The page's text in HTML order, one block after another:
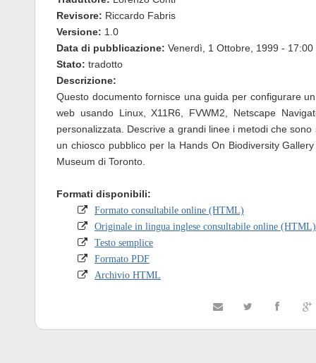
Revisore: Riccardo Fabris
Versione: 1.0
Data di pubblicazione: Venerdì, 1 Ottobre, 1999 - 17:00
Stato: tradotto
Descrizione:
Questo documento fornisce una guida per configurare
web usando Linux, X11R6, FVWM2, Netscape
personalizzata. Descrive a grandi linee i metodi che
un chiosco pubblico per la Hands On Biodiversity
Museum di Toronto.
Formati disponibili:
Formato consultabile online (HTML)
Originale in lingua inglese consultabile online (HTML)
Testo semplice
Formato PDF
Archivio HTML